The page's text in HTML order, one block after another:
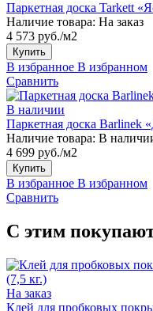
Паркетная доска Tarkett
Наличие товара: На заказ
4 573 руб./м2
Купить
В избранное В избранном
Сравнить
В наличии
Паркетная доска Barlinek
Наличие товара: В
4 699 руб./м2
Купить
В избранное В избранном
Сравнить
С этим
На заказ
Клей для пробковых